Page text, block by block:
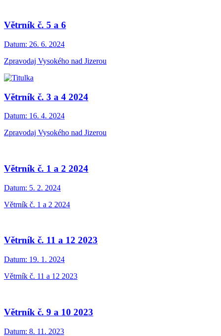
Větrník č. 5 a 6
Datum: 26. 6. 2024
Zpravodaj Vysokého nad Jizerou
Větrník č. 3 a 4 2024
Datum: 16. 4. 2024
Zpravodaj Vysokého nad Jizerou
Větrník č. 1 a 2 2024
Datum: 5. 2. 2024
Větrník č. 1 a 2 2024
Větrník č. 11 a 12 2023
Datum: 19. 1. 2024
Větrník č. 11 a 12 2023
Větrník č. 9 a 10 2023
Datum: 8. 11. 2023